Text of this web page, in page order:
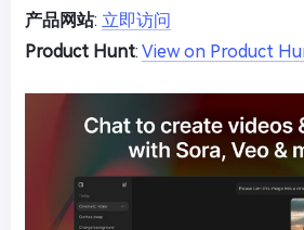
产品网站: 立即访问
Product Hunt: View on Product